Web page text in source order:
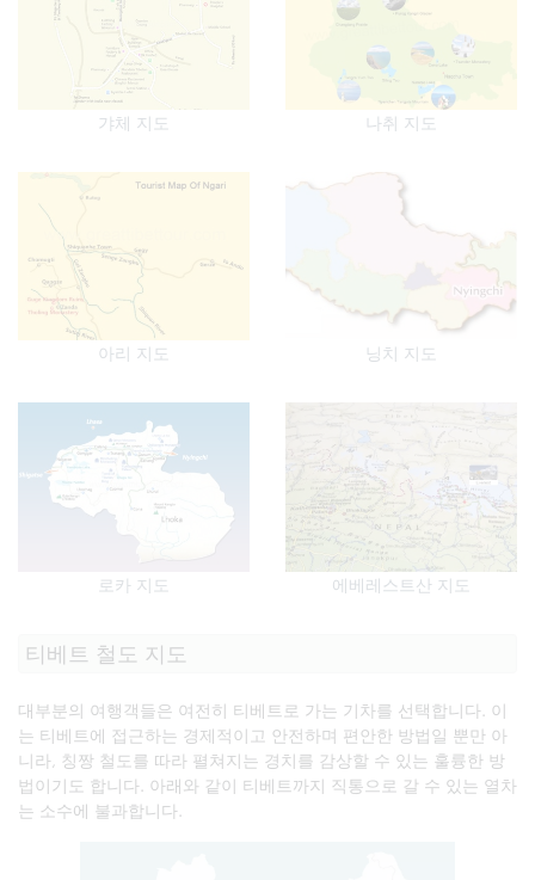
갸체 지도 나취 지도
아리 지도 닝치 지도
로카 지도 에베레스트산 지도
티베트 철도 지도
대부분의 여행객들은 여전히 티베트로 가는 기차를 선택합니다. 이
는 티베트에 접근하는 경제적이고 안전하며 편안한 방법일 뿐만 아
니라, 칭짱 철도를 따라 펼쳐지는 경치를 감상할 수 있는 훌륭한 방
법이기도 합니다. 아래와 같이 티베트까지 직통으로 갈 수 있는 열차
는 소수에 불과합니다.